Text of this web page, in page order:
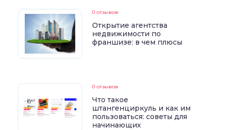
0 отзывов
Открытие агентства
недвижимости по
франшизе: в чем плюсы
0 отзывов
Что такое
штангенциркуль и как им
пользоваться: советы для
начинающих